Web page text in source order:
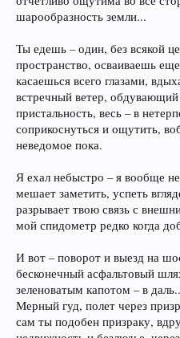
шарообразность земли...
Ты едешь – один, без всякой
пространство, осваиваешь
касаешься всего глазами,
встречный ветер,
пристальность, весь – в
соприкоснуться и ощутить,
неведомое пока.
Я ехал небыстро – я вообще
мешает заметить, успеть
разрывает твою связь с
мой спидометр редко когда
И вот – поворот и выезд на
бесконечный асфальтовый
зеленоватым капотом – в
Мерный гуд, полет через
сам ты подобен призраку,